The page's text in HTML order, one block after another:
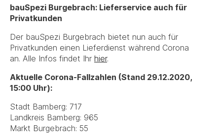
bauSpezi Burgebrach: Lieferservice auch für
Privatkunden
Der bauSpezi Burgebrach bietet nun auch für
Privatkunden einen Lieferdienst während Corona
an. Alle Infos findet Ihr hier.
Aktuelle Corona-Fallzahlen (Stand 29.12.2020,
15:00 Uhr):
Stadt Bamberg: 717
Landkreis Bamberg: 965
Markt Burgebrach: 55